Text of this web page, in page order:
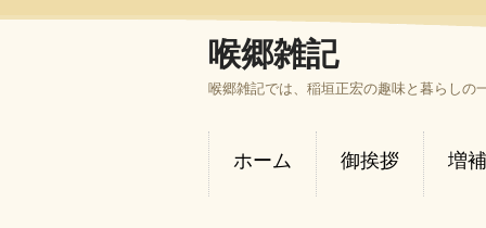
喉郷雑記
喉郷雑記では、稲垣正宏の趣味と暮らしの
ホーム 御挨拶 増